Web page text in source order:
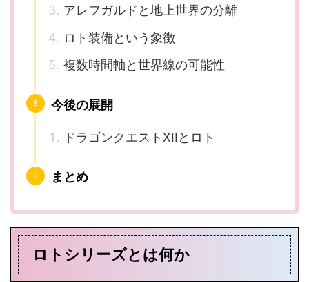
アレフガルドと地上世界の分離
ロト装備という象徴
複数時間軸と世界線の可能性
今後の展開
ドラゴンクエストXIIとロト
まとめ
ロトシリーズとは何か